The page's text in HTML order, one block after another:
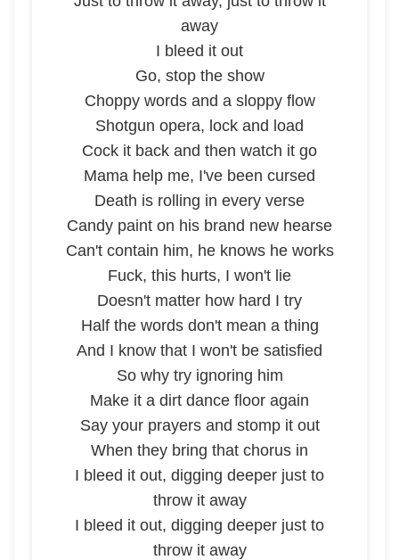
away
I bleed it out
Go, stop the show
Choppy words and a sloppy flow
Shotgun opera, lock and load
Cock it back and then watch it go
Mama help me, I've been cursed
Death is rolling in every verse
Candy paint on his brand new hearse
Can't contain him, he knows he works
Fuck, this hurts, I won't lie
Doesn't matter how hard I try
Half the words don't mean a thing
And I know that I won't be satisfied
So why try ignoring him
Make it a dirt dance floor again
Say your prayers and stomp it out
When they bring that chorus in
I bleed it out, digging deeper just to
throw it away
I bleed it out, digging deeper just to
throw it away